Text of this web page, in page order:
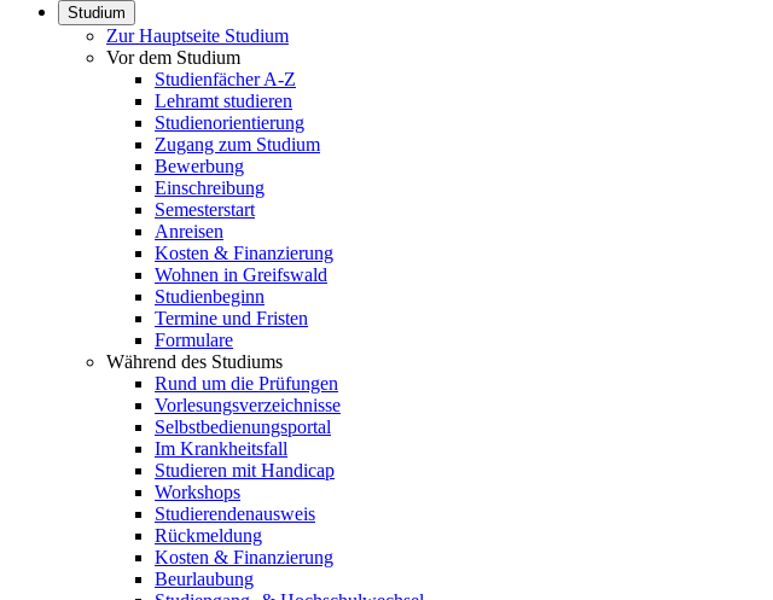
Studium
Zur Hauptseite Studium
Vor dem Studium
Studienfächer A-Z
Lehramt studieren
Studienorientierung
Zugang zum Studium
Bewerbung
Einschreibung
Semesterstart
Anreisen
Kosten & Finanzierung
Wohnen in Greifswald
Studienbeginn
Termine und Fristen
Formulare
Während des Studiums
Rund um die Prüfungen
Vorlesungsverzeichnisse
Selbstbedienungsportal
Im Krankheitsfall
Studieren mit Handicap
Workshops
Studierendenausweis
Rückmeldung
Kosten & Finanzierung
Beurlaubung